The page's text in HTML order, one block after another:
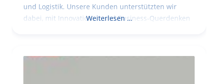
und Logistik. Unsere Kunden unterstützten wir
dabei, mit Innovationen und Business-Querdenken
Weiterlesen …